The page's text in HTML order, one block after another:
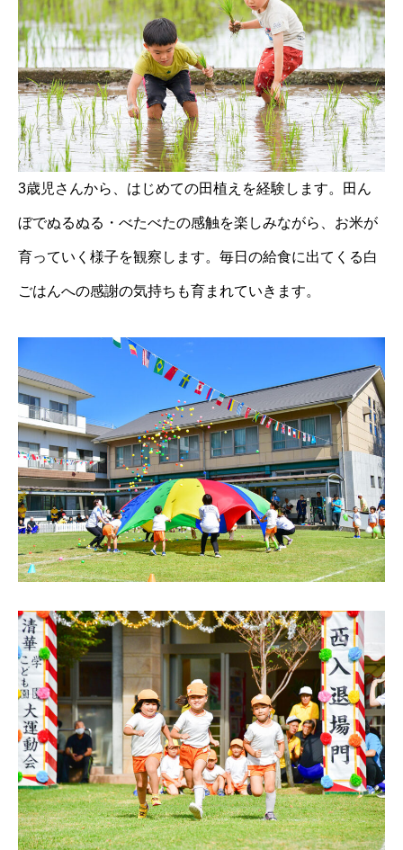
3歳児さんから、はじめての田植えを経験します。田ん
ぼでぬるぬる・べたべたの感触を楽しみながら、お米が
育っていく様子を観察します。毎日の給食に出てくる白
ごはんへの感謝の気持ちも育まれていきます。